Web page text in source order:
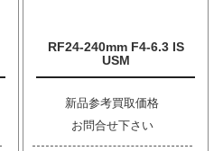
RF24-240mm F4-6.3 IS
USM
新品参考買取価格
お問合せ下さい